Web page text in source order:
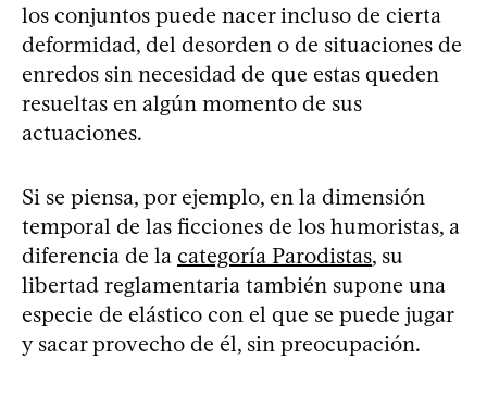
los conjuntos puede nacer incluso de cierta
deformidad, del desorden o de situaciones de
enredos sin necesidad de que estas queden
resueltas en algún momento de sus
actuaciones.
Si se piensa, por ejemplo, en la dimensión
temporal de las ficciones de los humoristas, a
diferencia de la categoría Parodistas, su
libertad reglamentaria también supone una
especie de elástico con el que se puede jugar
y sacar provecho de él, sin preocupación.